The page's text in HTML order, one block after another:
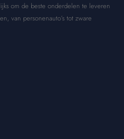
om de beste onderdelen te leveren
van personenauto’s tot zware